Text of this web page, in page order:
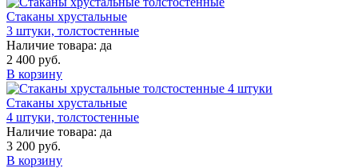
Стаканы хрустальные
3 штуки, толстостенные
Наличие товара: да
2 400 руб.
В корзину
Стаканы хрустальные
4 штуки, толстостенные
Наличие товара: да
3 200 руб.
В корзину